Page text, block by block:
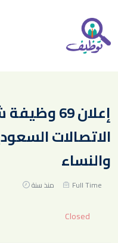
إعلان 69
الاتصالات
والنساء
Full Time منذ سنة
Closed